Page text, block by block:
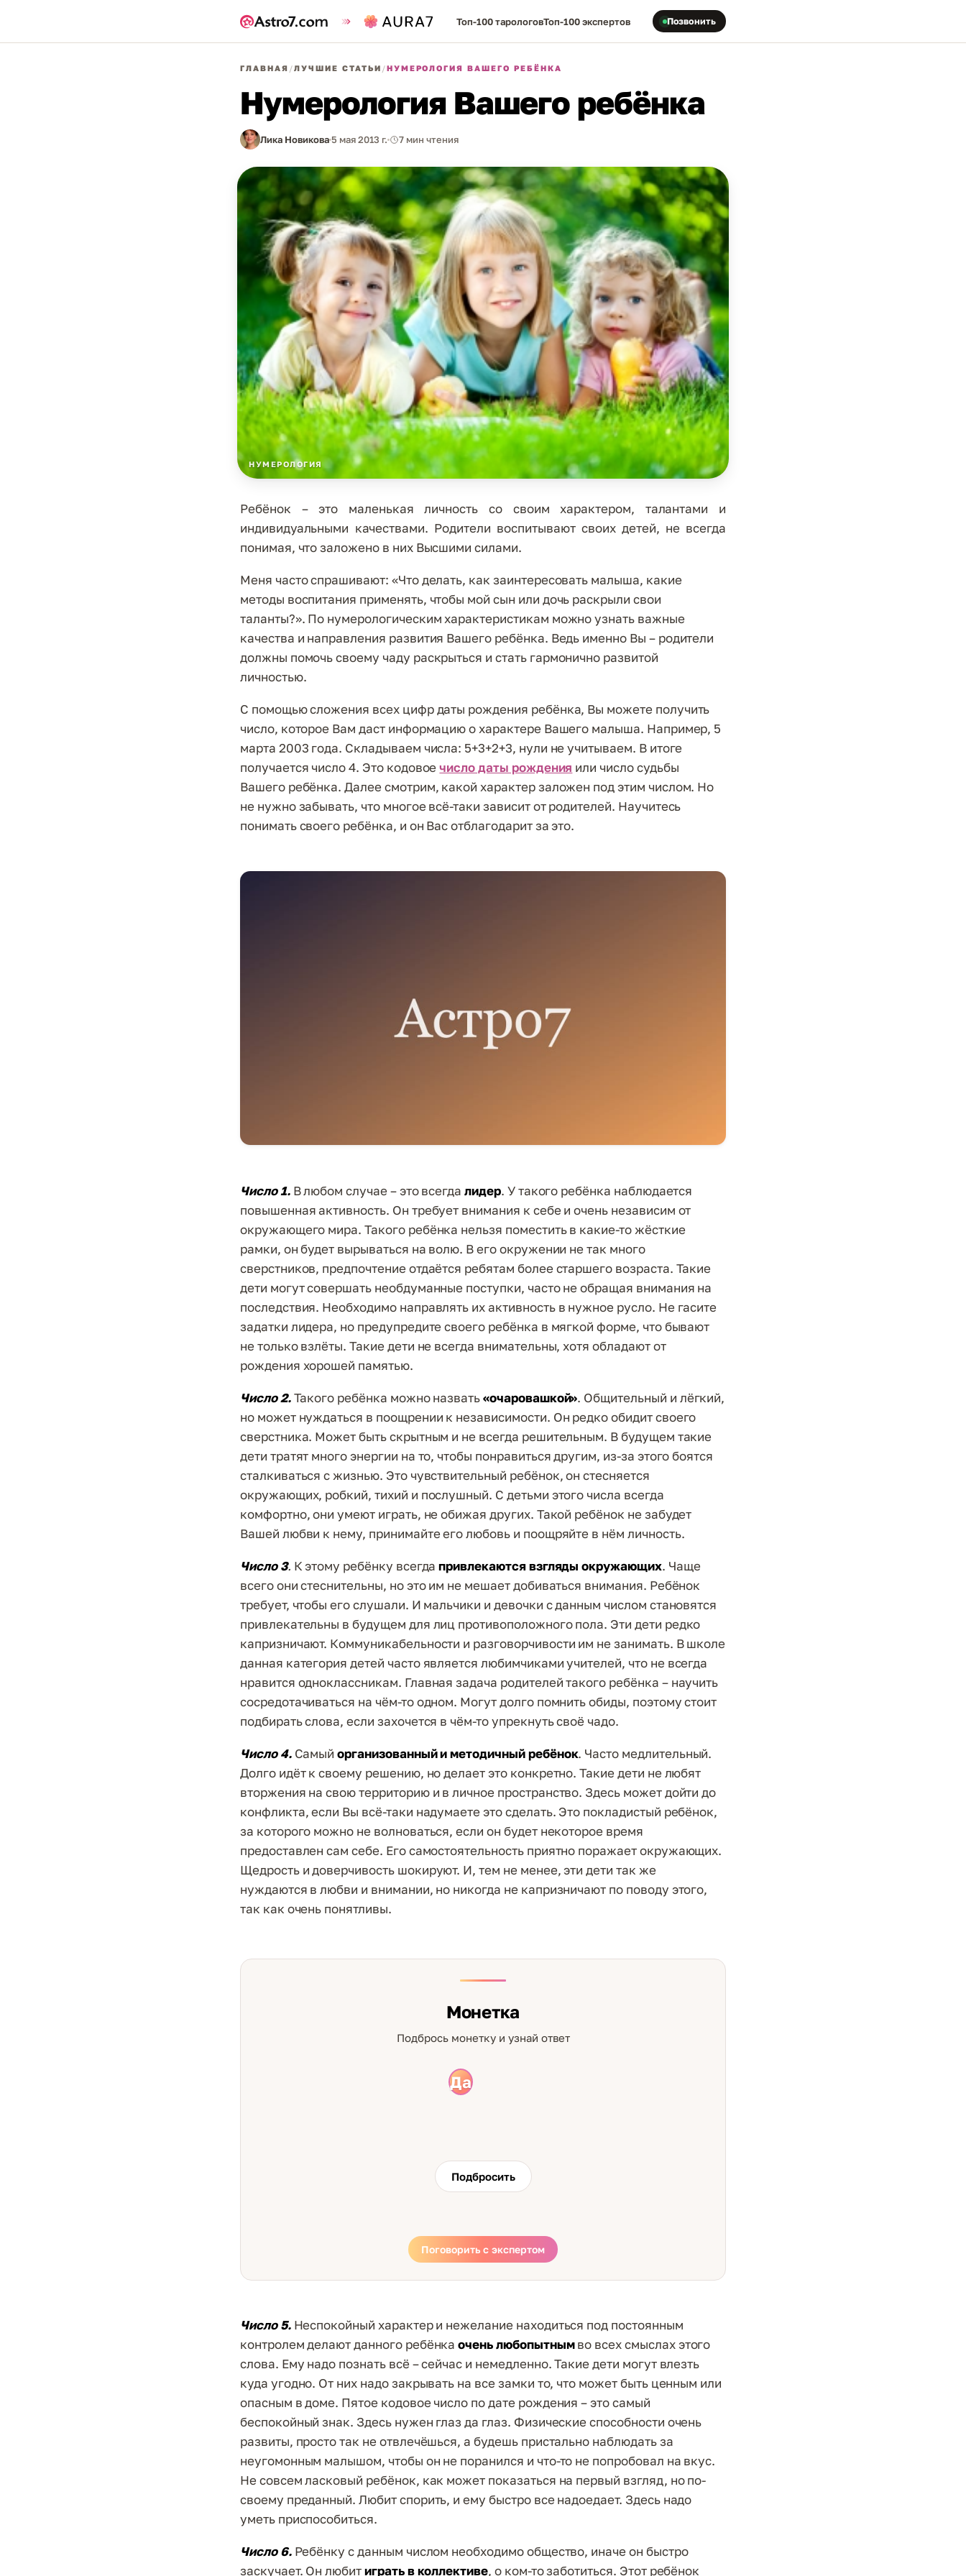
Топ-100 тарологовТоп-100 экспертов Позвонить
ГЛАВНАЯ /ЛУЧШИЕ СТАТЬИ /НУМЕРОЛОГИЯ ВАШЕГО РЕБЁНКА
Нумерология Вашего ребёнка
Лика Новикова 5 мая 2013 г. 7 мин чтения
НУМЕРОЛОГИЯ
Ребёнок – это маленькая личность со своим характером, талантами и
индивидуальными качествами. Родители воспитывают своих детей, не всегда
понимая, что заложено в них Высшими силами.
Меня часто спрашивают: «Что делать, как заинтересовать малыша, какие
методы воспитания применять, чтобы мой сын или дочь раскрыли свои
таланты?». По нумерологическим характеристикам можно узнать важные
качества и направления развития Вашего ребёнка. Ведь именно Вы – родители
должны помочь своему чаду раскрыться и стать гармонично развитой
личностью.
С помощью сложения всех цифр даты рождения ребёнка, Вы можете получить
число, которое Вам даст информацию о характере Вашего малыша. Например, 5
марта 2003 года. Складываем числа: 5+3+2+3, нули не учитываем. В итоге
получается число 4. Это кодовоечисло даты рождения или число судьбы
Вашего ребёнка. Далее смотрим, какой характер заложен под этим числом. Но
не нужно забывать, что многое всё-таки зависит от родителей. Научитесь
понимать своего ребёнка, и он Вас отблагодарит за это.
Число 1.В любом случае – это всегдалидер. У такого ребёнка наблюдается
повышенная активность. Он требует внимания к себе и очень независим от
окружающего мира. Такого ребёнка нельзя поместить в какие-то жёсткие
рамки, он будет вырываться на волю. В его окружении не так много
сверстников, предпочтение отдаётся ребятам более старшего возраста. Такие
дети могут совершать необдуманные поступки, часто не обращая внимания на
последствия. Необходимо направлять их активность в нужное русло. Не гасите
задатки лидера, но предупредите своего ребёнка в мягкой форме, что бывают
не только взлёты. Такие дети не всегда внимательны, хотя обладают от
рождения хорошей памятью.
Число 2.Такого ребёнка можно назвать«очаровашкой». Общительный и лёгкий,
но может нуждаться в поощрении к независимости. Он редко обидит своего
сверстника. Может быть скрытным и не всегда решительным. В будущем такие
дети тратят много энергии на то, чтобы понравиться другим, из-за этого боятся
сталкиваться с жизнью. Это чувствительный ребёнок, он стесняется
окружающих, робкий, тихий и послушный. С детьми этого числа всегда
комфортно, они умеют играть, не обижая других. Такой ребёнок не забудет
Вашей любви к нему, принимайте его любовь и поощряйте в нём личность.
Число 3. К этому ребёнку всегдапривлекаются взгляды окружающих. Чаще
всего они стеснительны, но это им не мешает добиваться внимания. Ребёнок
требует, чтобы его слушали. И мальчики и девочки с данным числом становятся
привлекательны в будущем для лиц противоположного пола. Эти дети редко
капризничают. Коммуникабельности и разговорчивости им не занимать. В школе
данная категория детей часто является любимчиками учителей, что не всегда
нравится одноклассникам. Главная задача родителей такого ребёнка – научить
сосредотачиваться на чём-то одном. Могут долго помнить обиды, поэтому стоит
подбирать слова, если захочется в чём-то упрекнуть своё чадо.
Число 4.Самыйорганизованный и методичный ребёнок. Часто медлительный.
Долго идёт к своему решению, но делает это конкретно. Такие дети не любят
вторжения на свою территорию и в личное пространство. Здесь может дойти до
конфликта, если Вы всё-таки надумаете это сделать. Это покладистый ребёнок,
за которого можно не волноваться, если он будет некоторое время
предоставлен сам себе. Его самостоятельность приятно поражает окружающих.
Щедрость и доверчивость шокируют. И, тем не менее, эти дети так же
нуждаются в любви и внимании, но никогда не капризничают по поводу этого,
так как очень понятливы.
Монетка
Подбрось монетку и узнай ответ
Да
Нет
Подбросить
Поговорить с экспертом
Число 5.Неспокойный характер и нежелание находиться под постоянным
контролем делают данного ребёнкаочень любопытнымво всех смыслах этого
слова. Ему надо познать всё – сейчас и немедленно. Такие дети могут влезть
куда угодно. От них надо закрывать на все замки то, что может быть ценным или
опасным в доме. Пятое кодовое число по дате рождения – это самый
беспокойный знак. Здесь нужен глаз да глаз. Физические способности очень
развиты, просто так не отвлечёшься, а будешь пристально наблюдать за
неугомонным малышом, чтобы он не поранился и что-то не попробовал на вкус.
Не совсем ласковый ребёнок, как может показаться на первый взгляд, но по-
своему преданный. Любит спорить, и ему быстро все надоедает. Здесь надо
уметь приспособиться.
Число 6.Ребёнку с данным числом необходимо общество, иначе он быстро
заскучает. Он любитиграть в коллективе, о ком-то заботиться. Этот ребёнок